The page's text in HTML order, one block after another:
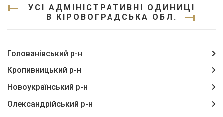
УСІ АДМІНІСТРАТИВНІ ОДИНИЦІ
В КІРОВОГРАДСЬКА ОБЛ.
Голованівський р-н
Кропивницький р-н
Новоукраїнський р-н
Олександрійський р-н